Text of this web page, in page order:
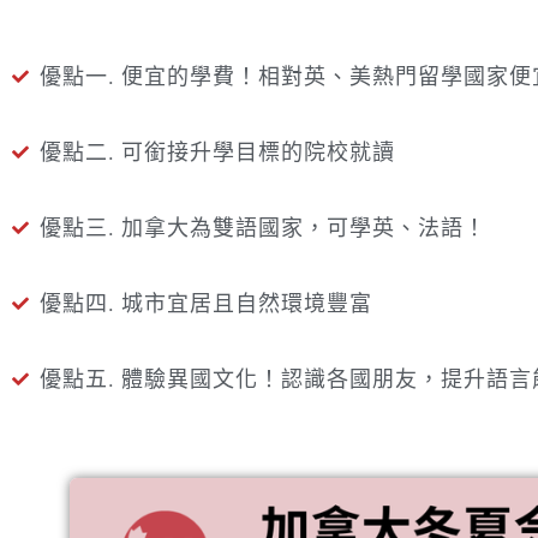
優點一. 便宜的學費！相對英、美熱門留學國家便
優點二. 可銜接升學目標的院校就讀
優點三. 加拿大為雙語國家，可學英、法語！
優點四. 城市宜居且自然環境豐富
優點五. 體驗異國文化！認識各國朋友，提升語言